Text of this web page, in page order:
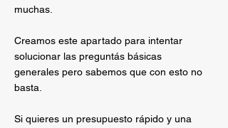
muchas.
Creamos este apartado para intentar
solucionar las preguntás básicas
generales pero sabemos que con esto no
basta.
Si quieres un presupuesto rápido y una